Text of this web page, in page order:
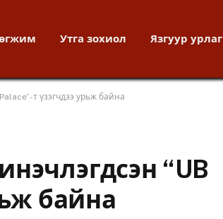
Утга зохиол Язгуур урлаг
т үзэгчдээ урьж байна
“UB
байна